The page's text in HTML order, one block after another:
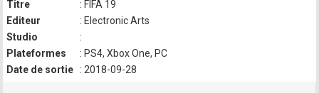
Titre
: FIFA 19
Editeur
: Electronic Arts
Studio
:
Plateformes
: PS4, Xbox One, PC
Date de sortie
: 2018-09-28